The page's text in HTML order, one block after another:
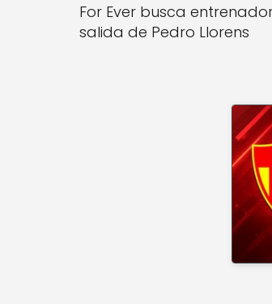
For Ever busca
salida de Pedro Llorens